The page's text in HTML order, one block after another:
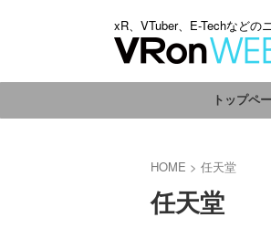
xR、VTuber、E-Techなどの
トップペ
HOME > 任天堂
任天堂